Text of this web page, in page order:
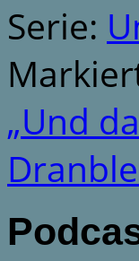
Serie:
„Und